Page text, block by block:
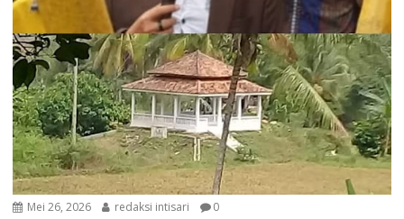
Mei 26, 2026 redaksi intisari 0